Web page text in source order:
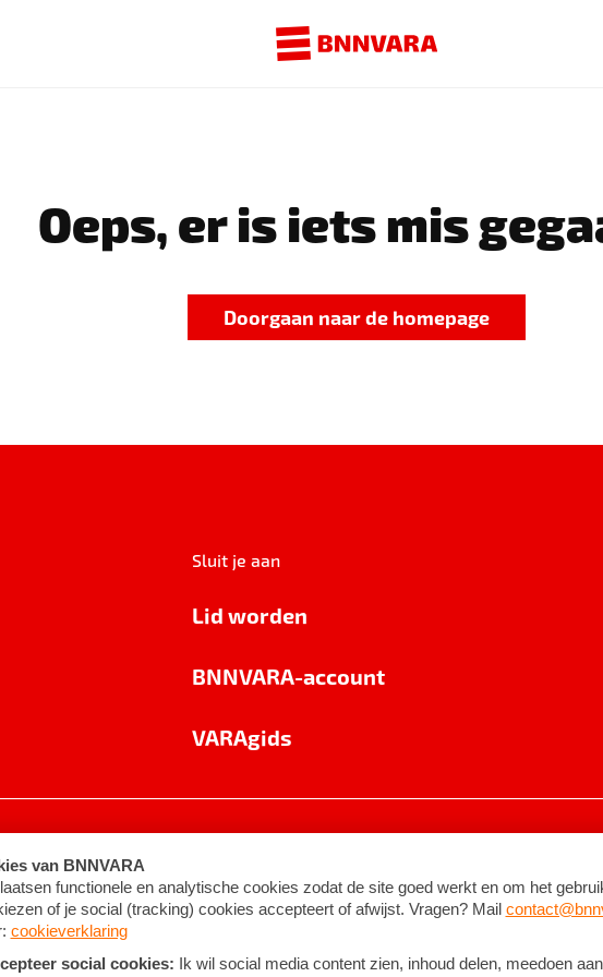
Oeps, er is iets mis
Doorgaan naar de homepage
Sluit je aan
Lid worden
BNNVARA-account
VARAgids
Algemene voorwaarden ©2026BNNVARA